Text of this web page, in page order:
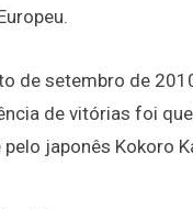
de setembro de
de vitórias foi
japonês Kokoro